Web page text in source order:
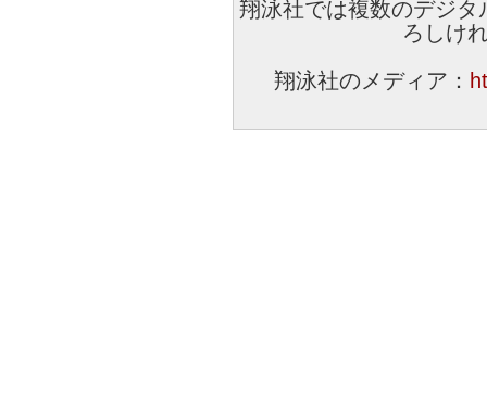
翔泳社では複数のデジ
ろしけ
翔泳社のメディア：